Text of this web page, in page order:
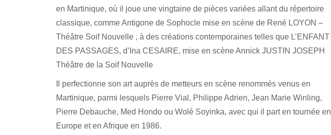
en Martinique, où il joue une vingtaine de pièces variées allant du répertoire
classique, comme Antigone de Sophocle mise en scène de René LOYON –
Théâtre Soif Nouvelle , à des créations contemporaines telles que L’ENFANT
DES PASSAGES, d’Ina CESAIRE, mise en scène Annick JUSTIN JOSEPH
Théâtre de la Soif Nouvelle
Il perfectionne son art auprès de metteurs en scène renommés venus en
Martinique, parmi lesquels Pierre Vial, Philippe Adrien, Jean Marie Winling,
Pierre Debauche, Med Hondo ou Wolé Soyinka, avec qui il part en tournée en
Europe et en Afrique en 1986.